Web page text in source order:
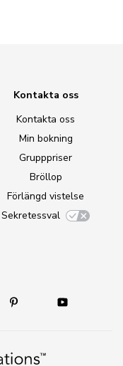
Kontakta oss
Kontakta oss
Min bokning
Grupppriser
Bröllop
Förlängd vistelse
Sekretessval